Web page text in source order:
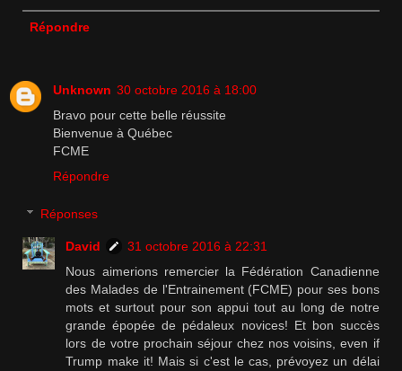
Répondre
Unknown 30 octobre 2016 à 18:00
Bravo pour cette belle réussite
Bienvenue à Québec
FCME
Répondre
Réponses
David
31 octobre 2016 à 22:31
Nous aimerions remercier la Fédération Canadienne
des Malades de l'Entrainement (FCME) pour ses bons
mots et surtout pour son appui tout au long de notre
grande épopée de pédaleux novices! Et bon succès
lors de votre prochain séjour chez nos voisins, even if
Trump make it! Mais si c'est le cas, prévoyez un délai